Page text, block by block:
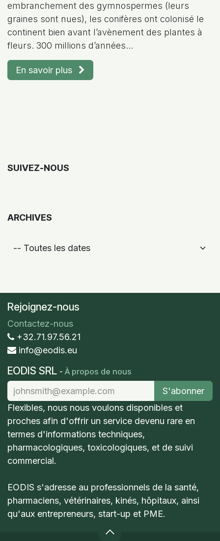
embranchement des gymnospermes (leurs
graines sont nues), les conifères ont colonisé le
continent bien avant l’avènement des plantes à
fleurs. 300 millions d’années...
En savoir plus
SUIVEZ-NOUS
ARCHIVES
Rejoignez-nous
Contactez-nous
+32.71.97.56.21
info@eodis.eu
EODIS SRL - À propos de nous
S'abonner
Flexibles​, nous nous voulons disponibles et
proches afin d'offrir un service devenu rare en
termes d'informations techniques,
pharmacologiques, toxicologiques, et de suivi
commercial.
EODIS s'adresse au professionnels de la santé,
pharmaciens, vétérinaires, kinés, hôpitaux, ainsi
qu'aux entrepreneurs, start-up et PME.